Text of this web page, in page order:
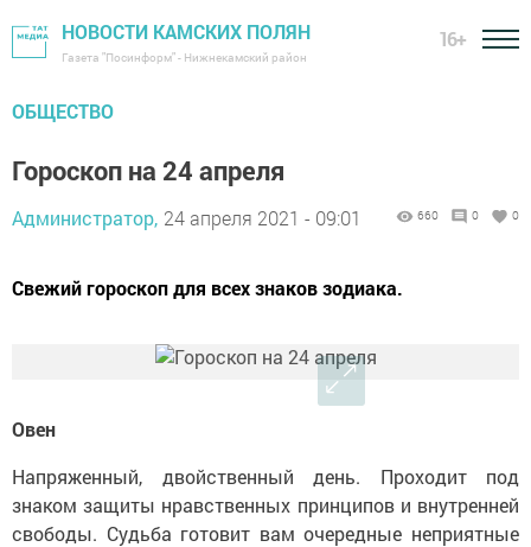
НОВОСТИ КАМСКИХ ПОЛЯН
Газета "Посинформ" - Нижнекамский район
16+
ОБЩЕСТВО
Гороскоп на 24 апреля
Администратор, 24 апреля 2021 - 09:01 660 0 0
Свежий гороскоп для всех знаков зодиака.
Овен
Напряженный, двойственный день. Проходит под
знаком защиты нравственных принципов и внутренней
свободы. Судьба готовит вам очередные неприятные